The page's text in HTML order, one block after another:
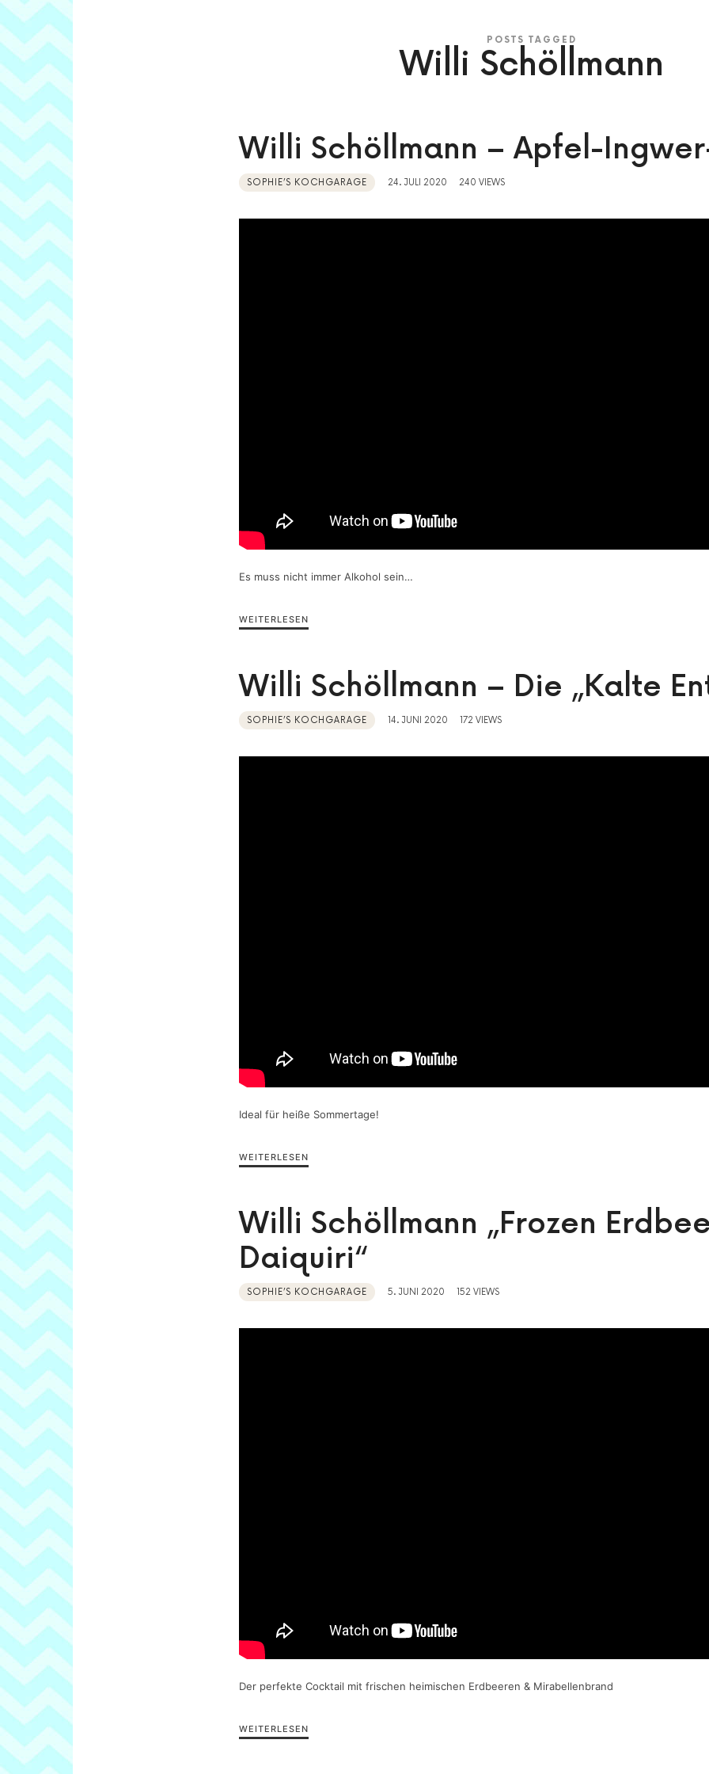
POSTS TAGGED
Willi Schöllmann
Willi Schöllmann – Apfel-
SOPHIE’S KOCHGARAGE 24. JULI 2020 240 VIEWS
Es muss nicht immer Alkohol sein…
WEITERLESEN
Willi Schöllmann – Die „Kalte
SOPHIE’S KOCHGARAGE 14. JUNI 2020 172 VIEWS
Ideal für heiße Sommertage!
WEITERLESEN
Willi Schöllmann „Frozen
Daiquiri“
SOPHIE’S KOCHGARAGE 5. JUNI 2020 152 VIEWS
Der perfekte Cocktail mit frischen heimischen Erdbeeren & Mirabellenbrand
WEITERLESEN